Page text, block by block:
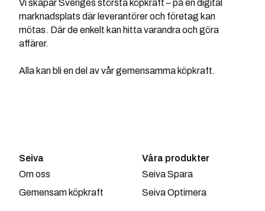
Vi skapar Sveriges största köpkraft – på en digital
marknadsplats där leverantörer och företag kan
mötas. Där de enkelt kan hitta varandra och göra
affärer.
Alla kan bli en del av vår gemensamma köpkraft.
Seiva
Om oss
Gemensam köpkraft
Våra produkter
Seiva Spara
Seiva Optimera